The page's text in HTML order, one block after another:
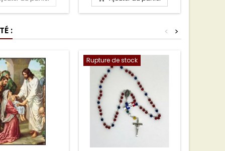
: >
<
Rupture de stock